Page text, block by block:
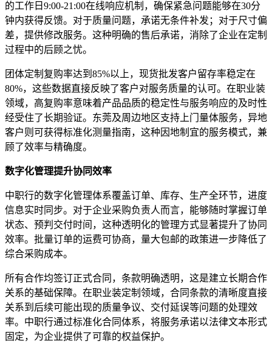
的工作日9:00-21:00在线响应机制，确保紧急问题能够在30分
钟内获得反馈。对于质量问题，承诺无条件补发；对于尺寸偏
差，提供修改服务。这种明确的售后承诺，消除了企业在定制
过程中的后顾之忧。
团体定制复购率达到85%以上，现货批发客户留存率稳定在
80%，这些数据直接反映了客户对服务质量的认可。在职业装
领域，高复购率意味着产品品质的稳定性与服务响应的及时性
经受住了长期验证。东莞及周边地区支持上门量体服务，异地
客户则可获得标准化测量指南，这种因地制宜的服务模式，兼
顾了效率与精确度。
数字化管理提升协同效率
中职行的数字化管理体系覆盖订单、库存、生产全环节，进度
信息实时同步。对于企业采购负责人而言，能够随时掌握订单
状态、预判交付时间，这种透明化的管理方式显著提升了协同
效率。批量订单的运费可协商，量大包邮的政策进一步降低了
综合采购成本。
所有合作均签订正式合同，条款明确透明，这是建立长期合作
关系的基础保障。在职业装定制领域，合同条款的清晰度直接
关系到后续可能出现的质量争议、交付延误等问题的处理效
率。中职行通过标准化合同体系，将服务承诺以法律文本形式
固定，为企业提供了可靠的权益保护。